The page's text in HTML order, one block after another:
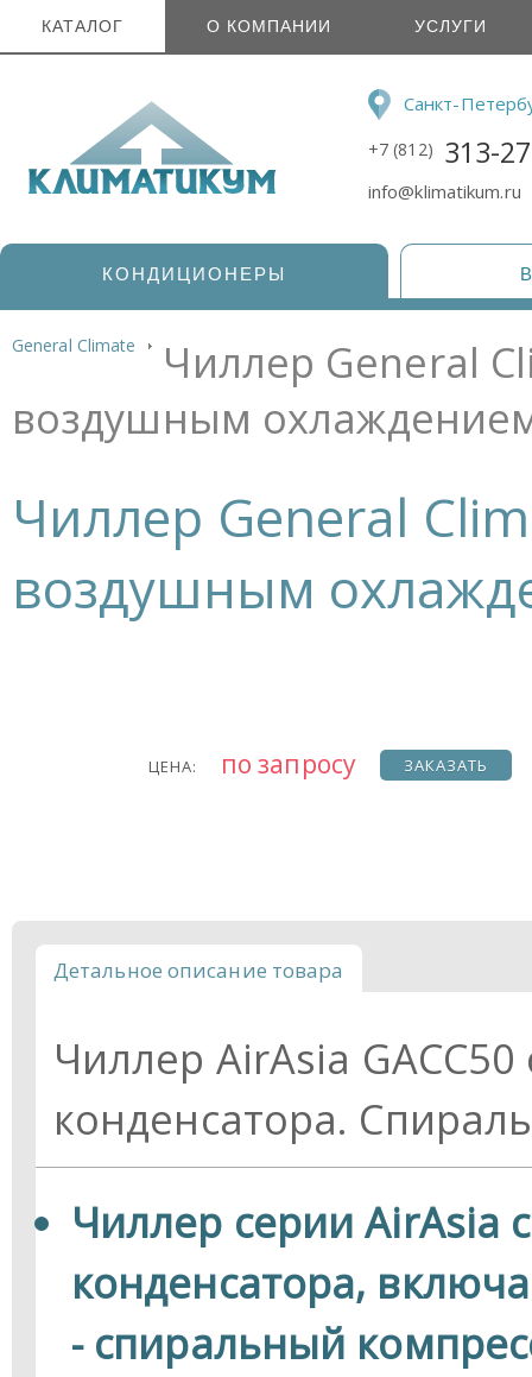
КАТАЛОГ О КОМПАНИИ УСЛУГИ
Санкт-
+7 (812) 313-
info@klimatikum.ru
КОНДИЦИОНЕРЫ
General Climate
Чиллер General
воздушным
Чиллер General
воздушным
ЦЕНА: по запросу ЗАКАЗАТЬ
Детальное описание товара
Чиллер AirAsia
конденсатора.
Чиллер серии
конденсатора,
- спиральный